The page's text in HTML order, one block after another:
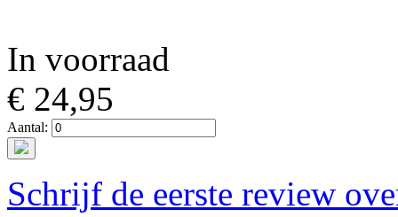
In voorraad
€ 24,95
Aantal:
Schrijf de eerste review